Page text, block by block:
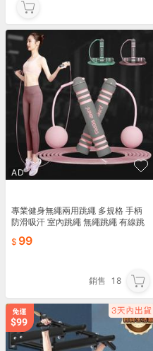
AD
專業健身無繩兩用跳繩 多規格 手柄
防滑吸汗 室內跳繩 無繩跳繩 有線跳
家庭百貨
99
銷售 18